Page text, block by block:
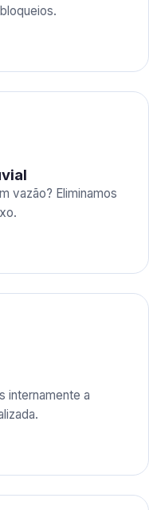
vazão? Eliminamos
internamente a